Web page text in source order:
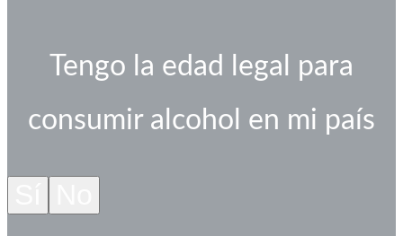
Tengo la edad legal para
consumir alcohol en mi país